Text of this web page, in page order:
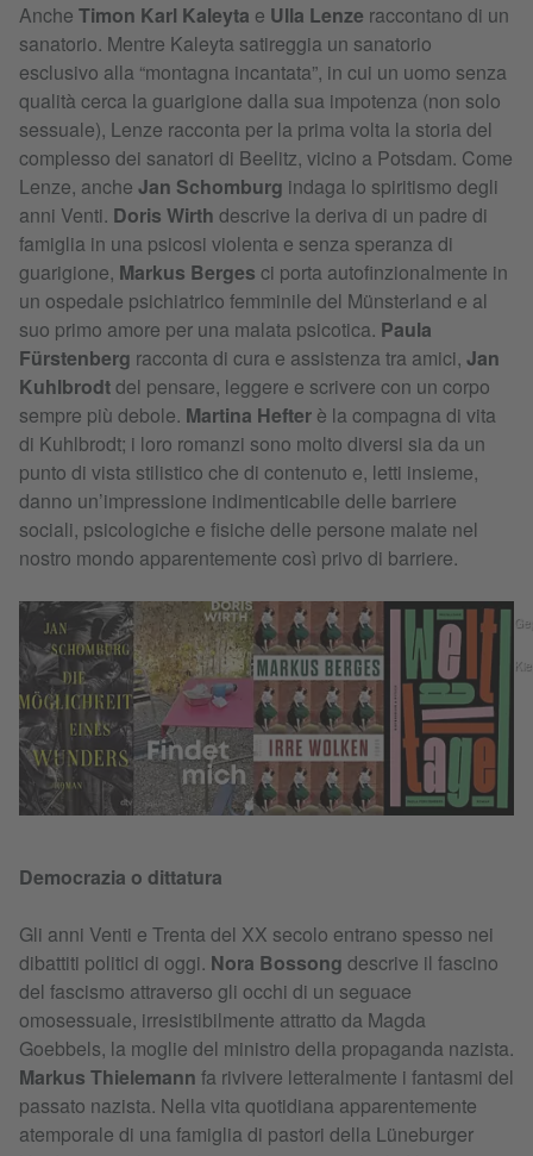
Anche Timon Karl Kaleyta e Ulla Lenze raccontano di un
sanatorio. Mentre Kaleyta satireggia un sanatorio
esclusivo alla “montagna incantata”, in cui un uomo senza
qualità cerca la guarigione dalla sua impotenza (non solo
sessuale), Lenze racconta per la prima volta la storia del
complesso dei sanatori di Beelitz, vicino a Potsdam. Come
Lenze, anche Jan Schomburg indaga lo spiritismo degli
anni Venti. Doris Wirth descrive la deriva di un padre di
famiglia in una psicosi violenta e senza speranza di
guarigione, Markus Berges ci porta autofinzionalmente in
un ospedale psichiatrico femminile del Münsterland e al
suo primo amore per una malata psicotica. Paula
Fürstenberg racconta di cura e assistenza tra amici, Jan
Kuhlbrodtdel pensare, leggere e scrivere con un corpo
sempre più debole. Martina Hefter è la compagna di vita
di Kuhlbrodt; i loro romanzi sono molto diversi sia da un
punto di vista stilistico che di contenuto e, letti insieme,
danno un’impressione indimenticabile delle barriere
sociali, psicologiche e fisiche delle persone malate nel
nostro mondo apparentemente così privo di barriere.
Democrazia o dittatura
Gli anni Venti e Trenta del XX secolo entrano spesso nei
dibattiti politici di oggi. Nora Bossong descrive il fascino
del fascismo attraverso gli occhi di un seguace
omosessuale, irresistibilmente attratto da Magda
Goebbels, la moglie del ministro della propaganda nazista.
Markus Thielemann fa rivivere letteralmente i fantasmi del
passato nazista. Nella vita quotidiana apparentemente
atemporale di una famiglia di pastori della Lüneburger